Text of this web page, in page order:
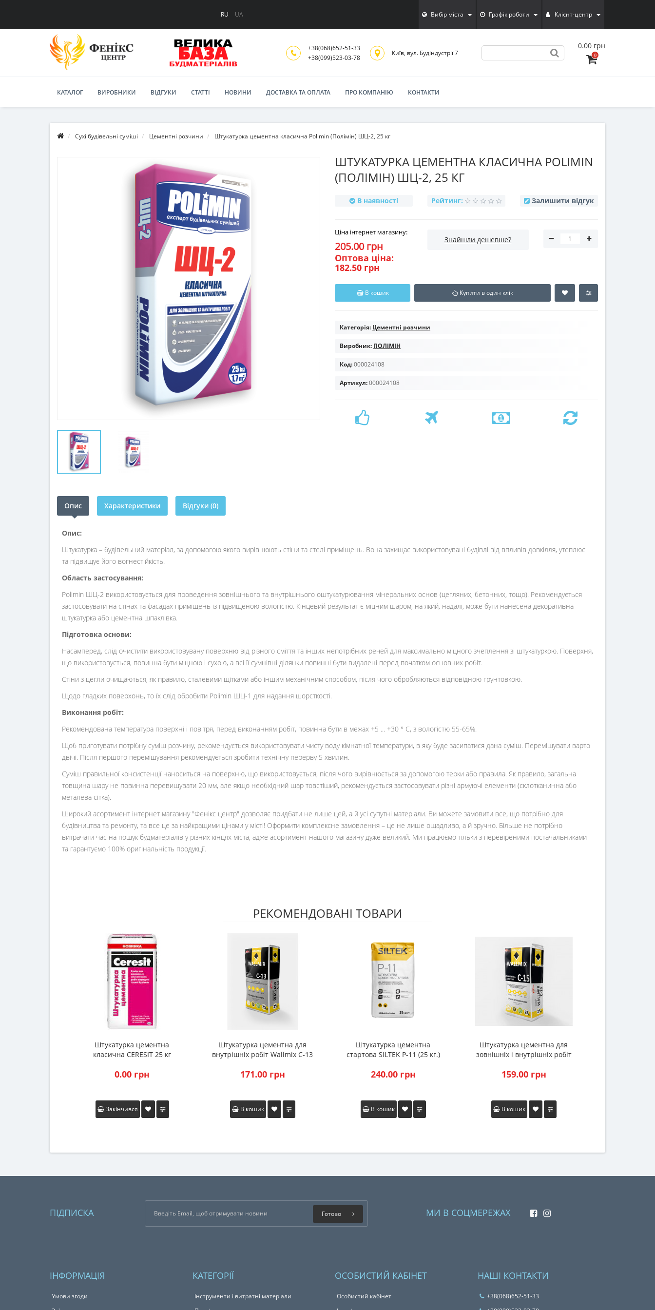
RU UA Вибiр мiста Графік роботи Клієнт-центр
+38(068)652-51-33
‎+38(099)523-03-78
Київ, вул. Будіндустрії 7
0.00 грн
0
КАТАЛОГ ВИРОБНИКИ ВІДГУКИ СТАТТІ НОВИНИ ДОСТАВКА ТА ОПЛАТА ПРО КОМПАНІЮ КОНТАКТИ
Сухі будівельні суміші Цементні розчини Штукатурка цементна класична Polimin (Полімін) ШЦ-2, 25 кг
ШТУКАТУРКА ЦЕМЕНТНА КЛАСИЧНА POLIMIN
(ПОЛІМІН) ШЦ-2, 25 КГ
В наявності Рейтинг: Залишити відгук
Ціна інтернет магазину:
205.00 грн
Оптова ціна:
182.50 грн
Знайшли дешевше?
В кошик Купити в один клік
Категорія: Цементні розчини
Виробник: ПОЛІМІН
Код:000024108
Артикул:000024108
Опис Характеристики Відгуки (0)
Опис:
Штукатурка – будівельний матеріал, за допомогою якого вирівнюють стіни та стелі приміщень. Вона захищає використовувані будівлі від впливів довкілля, утеплює
та підвищує його вогнестійкість.
Область застосування:
Polimin ШЦ-2 використовується для проведення зовнішнього та внутрішнього оштукатурювання мінеральних основ (цегляних, бетонних, тощо). Рекомендується
застосовувати на стінах та фасадах приміщень із підвищеною вологістю. Кінцевий результат є міцним шаром, на який, надалі, може бути нанесена декоративна
штукатурка або цементна шпаклівка.
Підготовка основи:
Насамперед, слід очистити використовувану поверхню від різного сміття та інших непотрібних речей для максимально міцного зчеплення зі штукатуркою. Поверхня,
що використовується, повинна бути міцною і сухою, а всі її сумнівні ділянки повинні бути видалені перед початком основних робіт.
Стіни з цегли очищаються, як правило, сталевими щітками або іншим механічним способом, після чого обробляються відповідною грунтовкою.
Щодо гладких поверхонь, то їх слід обробити Polimin ШЦ-1 для надання шорсткості.
Виконання робіт:
Рекомендована температура поверхні і повітря, перед виконанням робіт, повинна бути в межах +5 ... +30 ° С, з вологістю 55-65%.
Щоб приготувати потрібну суміш розчину, рекомендується використовувати чисту воду кімнатної температури, в яку буде засипатися дана суміш. Перемішувати варто
двічі. Після першого перемішування рекомендується зробити технічну перерву 5 хвилин.
Суміш правильної консистенції наноситься на поверхню, що використовується, після чого вирівнюється за допомогою терки або правила. Як правило, загальна
товщина шару не повинна перевищувати 20 мм, але якщо необхідний шар товстіший, рекомендується застосовувати різні армуючі елементи (склотканинна або
металева сітка).
Широкий асортимент інтернет магазину "Фенікс центр" дозволяє придбати не лише цей, а й усі супутні матеріали. Ви можете замовити все, що потрібно для
будівництва та ремонту, та все це за найкращими цінами у місті! Оформити комплексне замовлення – це не лише ощадливо, а й зручно. Більше не потрібно
витрачати час на пошук будматеріалів у різних кінцях міста, адже асортимент нашого магазину дуже великий. Ми працюємо тільки з перевіреними постачальниками
та гарантуємо 100% оригінальність продукції.
РЕКОМЕНДОВАНІ ТОВАРИ
Штукатурка цементна
класична CERESIT 25 кг
0.00 грн
Закінчився
Штукатурка цементна для
внутрішніх робіт Wallmix C-13
171.00 грн
В кошик
Штукатурка цементна
стартова SILTEK Р-11 (25 кг.)
240.00 грн
В кошик
Штукатурка цементна для
зовнішніх і внутрішніх робіт
159.00 грн
В кошик
ПІДПИСКА Готово МИ В СОЦМЕРЕЖАХ
ІНФОРМАЦІЯ
Умови згоди
КАТЕГОРІЇ
Інструменти і витратні матеріали
ОСОБИСТИЙ КАБІНЕТ
Особистий кабінет
НАШІ КОНТАКТИ
+38(068)652-51-33